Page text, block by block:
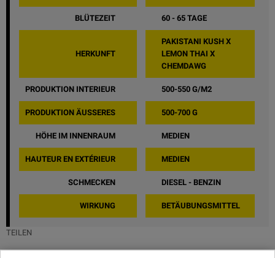
BLÜTEZEIT 60 - 65 TAGE
HERKUNFT
PAKISTANI KUSH X
LEMON THAI X
CHEMDAWG
PRODUKTION INTERIEUR 500-550 G/M2
PRODUKTION ÄUSSERES 500-700 G
HÖHE IM INNENRAUM MEDIEN
HAUTEUR EN EXTÉRIEUR MEDIEN
SCHMECKEN DIESEL - BENZIN
WIRKUNG BETÄUBUNGSMITTEL
TEILEN